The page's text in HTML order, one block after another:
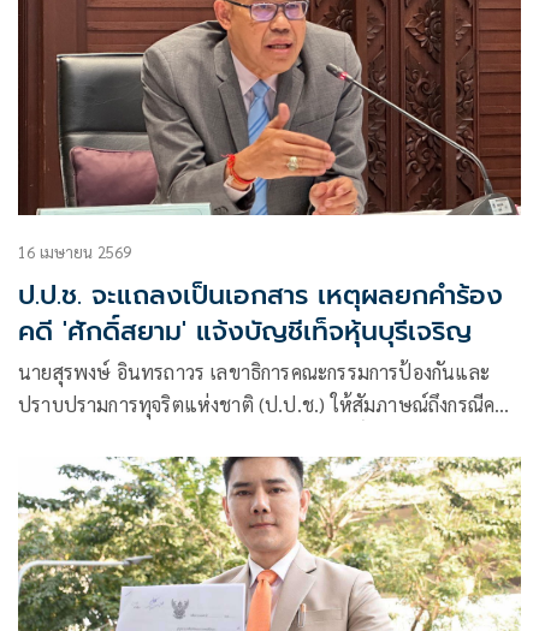
16 เมษายน 2569
ป.ป.ช. จะแถลงเป็นเอกสาร เหตุผลยกคำร้อง
คดี 'ศักดิ์สยาม' แจ้งบัญชีเท็จหุ้นบุรีเจริญ
นายสุรพงษ์ อินทรถาวร เลขาธิการคณะกรรมการป้องกันและ
ปราบปรามการทุจริตแห่งชาติ (ป.ป.ช.) ให้สัมภาษณ์ถึงกรณีคณะ
รมว.คมนาคมถูกกล่าวหาว่าซุกหุ้นหรือถือหุ้นแทน (นอมินี) ในห
จก.บุรีเจริญคอนสตรัคชั่น และแจ้งบัญชีทรัพย์สินอันเป็นเท็จ
สวนทางกับคำวินิจฉัยศาลรัฐธรรมนูญ